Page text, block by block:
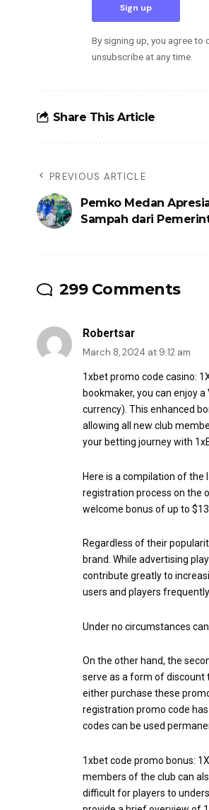
By signing up, you agree to
unsubscribe at any time.
Share This Article
PREVIOUS ARTICLE
Pemko Medan
Sampah dari
299 Comments
Robertsar
March 8, 2024 at 9:12 am
1xbet promo code casino:
bookmaker, you can enjoy
currency). This enhanced
allowing all new club
your betting journey with
Here is a compilation of the
registration process on the
welcome bonus of up to
Regardless of their
brand. While advertising
contribute greatly to
users and players
Under no circumstances
On the other hand, the
serve as a form of discount
either purchase these
registration promo code
codes can be used
1xbet code promo bonus:
members of the club can
difficult for players to